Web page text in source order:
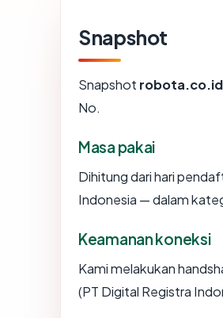
Snapshot
Snapshot robota.co.id
No.
Masa pakai
Dihitung dari hari
Indonesia — dalam
Keamanan koneksi
Kami melakukan
(PT Digital Registra